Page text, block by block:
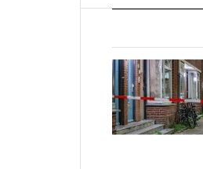
missie van Segment